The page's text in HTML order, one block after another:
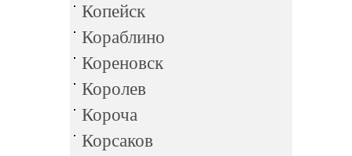
Копейск
Кораблино
Кореновск
Королев
Короча
Корсаков